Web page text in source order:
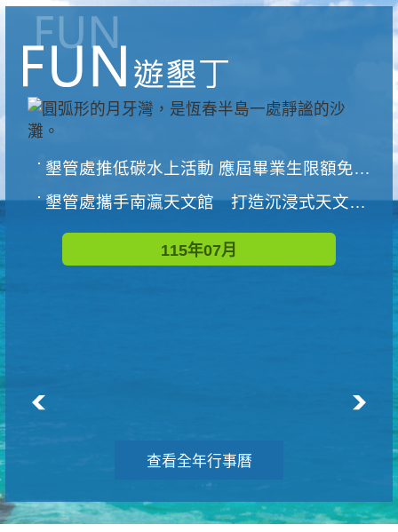
墾管處推低碳水上活動 應屆畢業生限額免費參加
墾管處攜手南瀛天文館 打造沉浸式天文探索營隊
115年07月
查看全年行事曆